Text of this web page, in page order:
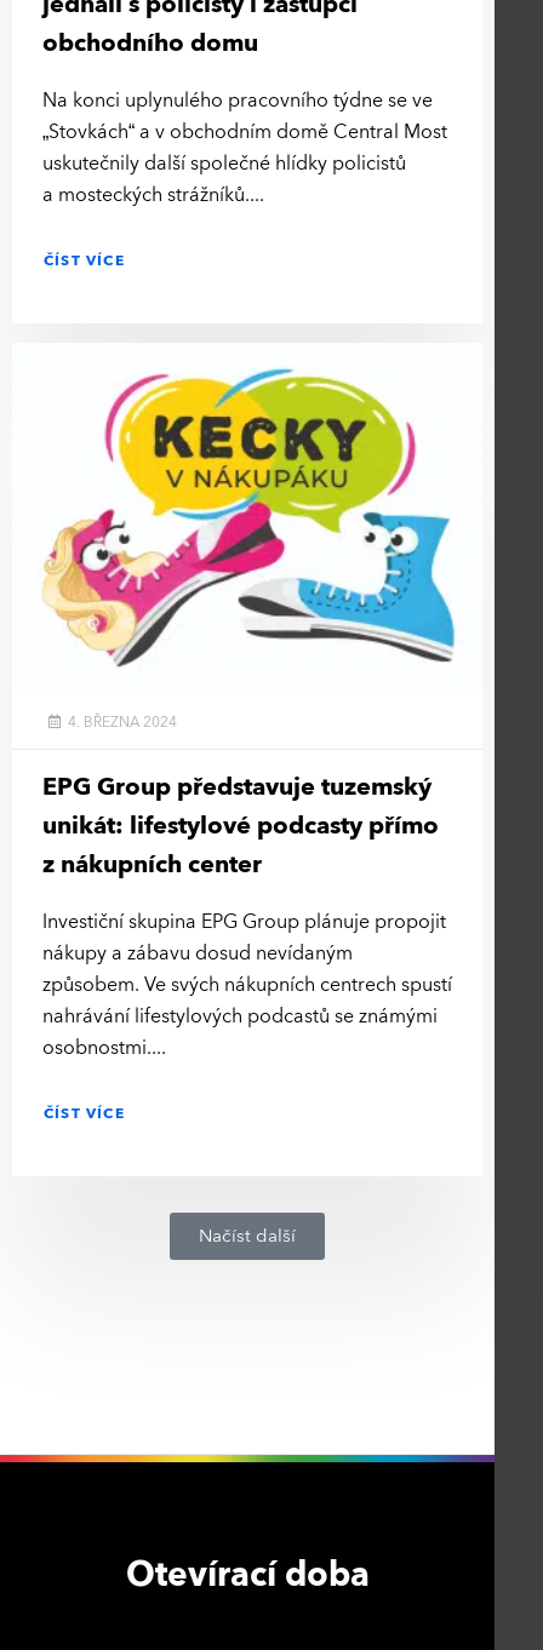
obchodního domu
Na konci uplynulého pracovního týdne se ve
„Stovkách“ a v obchodním domě Central Most
uskutečnily další společné hlídky policistů
a mosteckých strážníků.
ČÍST VÍCE
EPG Group představuje tuzemský
unikát: lifestylové podcasty přímo
z nákupních center
Investiční skupina EPG Group plánuje propojit
nákupy a zábavu dosud nevídaným
způsobem. Ve svých nákupních centrech spustí
nahrávání lifestylových podcastů se známými
osobnostmi.
ČÍST VÍCE
4. BŘEZNA 2024
Načíst další
Otevírací doba